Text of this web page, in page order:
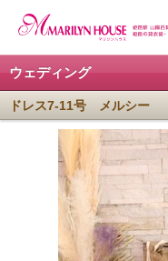
ウェディング
ドレス7-11号 メルシー